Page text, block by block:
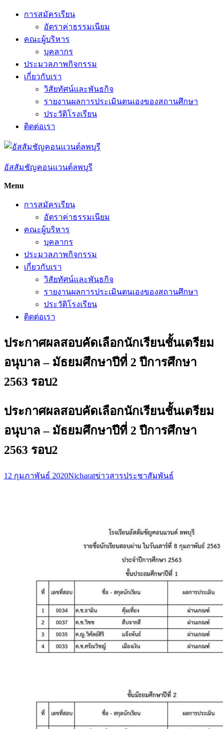
Skip
การสมัครเรียน
อัตราค่าธรรมเนียม
คณะผู้บริหาร
บุคลากร
ประมวลภาพกิจกรรม
เกี่ยวกับเรา
วิสัยทัศน์และพันธกิจ
รายงานผลการประเมินตนเองของสถานศึกษา
ประวัติโรงเรียน
ติดต่อเรา
อัสสัมชัญคอนแวนต์ลพบุรี
Menu
การสมัครเรียน
อัตราค่าธรรมเนียม
คณะผู้บริหาร
บุคลากร
ประมวลภาพกิจกรรม
เกี่ยวกับเรา
วิสัยทัศน์และพันธกิจ
รายงานผลการประเมินตนเองของสถานศึกษา
ประวัติโรงเรียน
ติดต่อเรา
ประกาศผลสอบคัดเลือกนักเรียนชั้นเตรียม
อนุบาล – มัธยมศึกษาปีที่ 2 ปีการศึกษา
2563 รอบ2
ประกาศผลสอบคัดเลือกนักเรียนชั้นเตรียม
อนุบาล – มัธยมศึกษาปีที่ 2 ปีการศึกษา
2563 รอบ2
12 กุมภาพันธ์ 2020Nicharatข่าวสารประชาสัมพันธ์